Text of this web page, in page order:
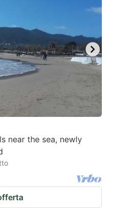
near the sea, newly